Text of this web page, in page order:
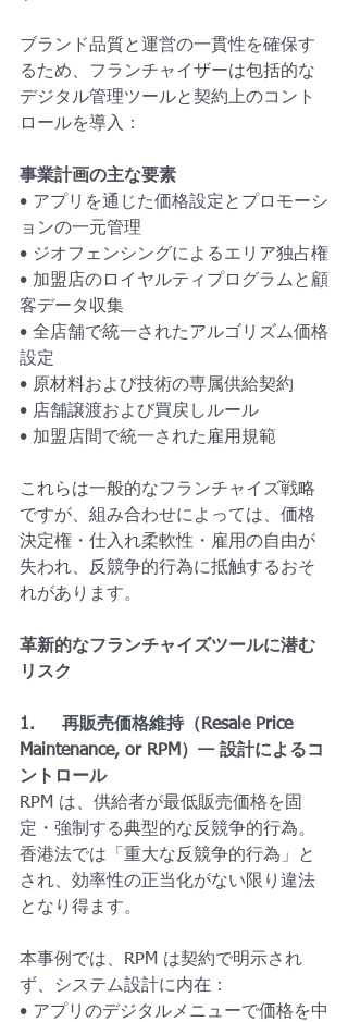
ブランド品質と運営の一貫性を確保す
るため、フランチャイザーは包括的な
デジタル管理ツールと契約上のコント
ロールを導入：
事業計画の主な要素
• アプリを通じた価格設定とプロモーシ
ョンの一元管理
• ジオフェンシングによるエリア独占権
• 加盟店のロイヤルティプログラムと顧
客データ収集
• 全店舗で統一されたアルゴリズム価格
設定
• 原材料および技術の専属供給契約
• 店舗譲渡および買戻しルール
• 加盟店間で統一された雇用規範
これらは一般的なフランチャイズ戦略
ですが、組み合わせによっては、価格
決定権・仕入れ柔軟性・雇用の自由が
失われ、反競争的行為に抵触するおそ
れがあります。
革新的なフランチャイズツールに潜む
リスク
1.     再販売価格維持（Resale Price
Maintenance, or RPM）— 設計によるコ
ントロール
RPM は、供給者が最低販売価格を固
定・強制する典型的な反競争的行為。
香港法では「重大な反競争的行為」と
され、効率性の正当化がない限り違法
となり得ます。
本事例では、RPM は契約で明示され
ず、システム設計に内在：
• アプリのデジタルメニューで価格を中